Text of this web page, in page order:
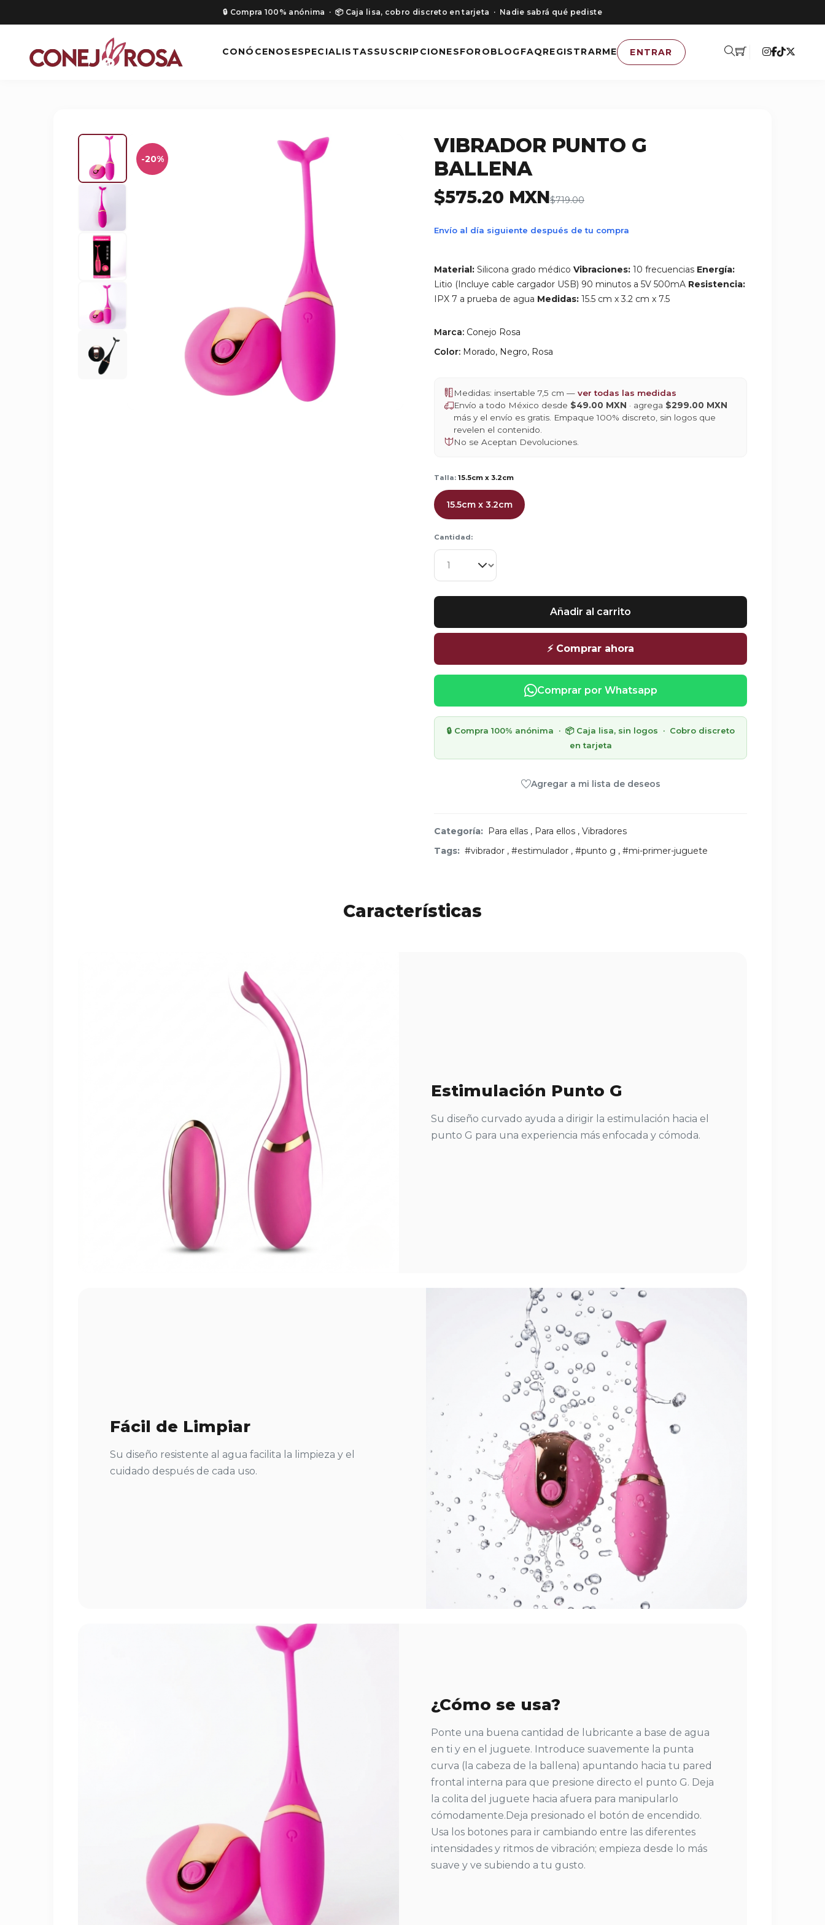
🔒 Compra 100% anónima · 📦 Caja lisa, cobro discreto en tarjeta · Nadie sabrá qué pediste
CONÓCENOS ESPECIALISTASSUSCRIPCIONESFOROBLOGFAQREGISTRARME ENTRAR
-20%
VIBRADOR PUNTO G
BALLENA
$575.20 MXN$719.00
Envío al día siguiente después de tu compra
Material: Silicona grado médico Vibraciones: 10 frecuencias Energía:
Litio (Incluye cable cargador USB) 90 minutos a 5V 500mA Resistencia:
IPX 7 a prueba de agua Medidas: 15.5 cm x 3.2 cm x 7.5
Marca: Conejo Rosa
Color: Morado, Negro, Rosa
Medidas: insertable 7,5 cm — ver todas las medidas
Envío a todo México desde $49.00 MXN · agrega $299.00 MXN
más y el envío es gratis. Empaque 100% discreto, sin logos que
revelen el contenido.
No se Aceptan Devoluciones.
Talla: 15.5cm x 3.2cm
15.5cm x 3.2cm
Cantidad:
Añadir al carrito
⚡ Comprar ahora
Comprar por Whatsapp
🔒 Compra 100% anónima · 📦 Caja lisa, sin logos · Cobro discreto
en tarjeta
Agregar a mi lista de deseos
Categoría: Para ellas , Para ellos , Vibradores
Tags: #vibrador , #estimulador , #punto g , #mi-primer-juguete
Características
Estimulación Punto G
Su diseño curvado ayuda a dirigir la estimulación hacia el
punto G para una experiencia más enfocada y cómoda.
Fácil de Limpiar
Su diseño resistente al agua facilita la limpieza y el
cuidado después de cada uso.
¿Cómo se usa?
Ponte una buena cantidad de lubricante a base de agua
en ti y en el juguete. Introduce suavemente la punta
curva (la cabeza de la ballena) apuntando hacia tu pared
frontal interna para que presione directo el punto G. Deja
la colita del juguete hacia afuera para manipularlo
cómodamente. ​Deja presionado el botón de encendido.
Usa los botones para ir cambiando entre las diferentes
intensidades y ritmos de vibración; empieza desde lo más
suave y ve subiendo a tu gusto.